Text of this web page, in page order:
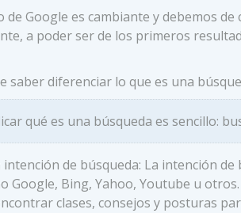
de Google es cambiante y debemos
a poder ser de los primeros
saber diferenciar lo que es una
qué es una búsqueda es sencillo:
intención de búsqueda: La intención
Google, Bing, Yahoo, Youtube u
clases, consejos y posturas